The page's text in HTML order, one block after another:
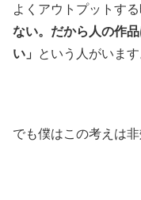
よくアウトプットする
ない。だから人の作
い」
という人がいます
でも僕はこの考えは